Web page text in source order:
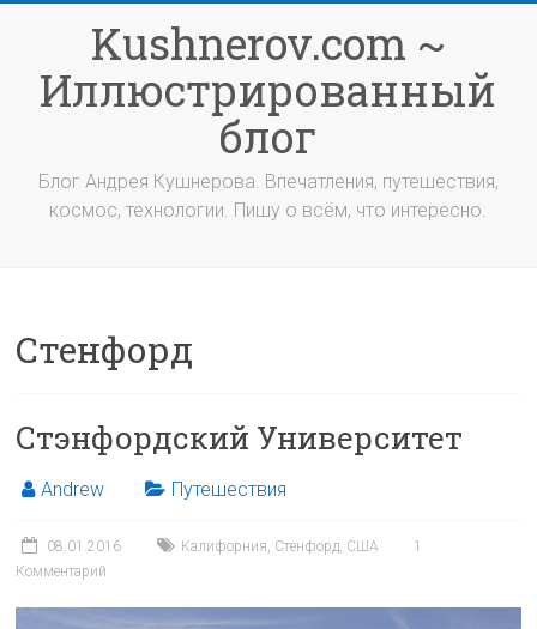
содержимомуKushnerov.com ~
Иллюстрированный
блог
Блог Андрея Кушнерова. Впечатления, путешествия,
космос, технологии. Пишу о всём, что интересно.
Стенфорд
Стэнфордский Университет
Andrew Путешествия
08.01.2016 Калифорния, Стенфорд, США
1
Комментарий